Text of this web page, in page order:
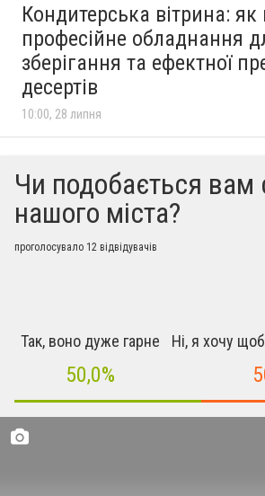
Кондитерська вітрина: як
професійне обладнання
зберігання та ефектної
десертів
10:00, 28 липня
Чи подобається вам
нашого міста?
проголосувало 12 відвідувачів
Так, воно дуже гарне
50,0%
Ні, я хочу